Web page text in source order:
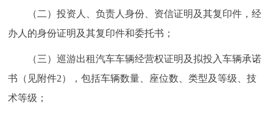
（二）投资人、负责人身份、资信证明及其复印件，经
办人的身份证明及其复印件和委托书；
（三）巡游出租汽车车辆经营权证明及拟投入车辆承诺
书（见附件2），包括车辆数量、座位数、类型及等级、技
术等级；